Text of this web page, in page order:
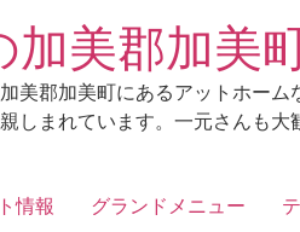
加美郡加美
美郡加美町にあるアットホー
しまれています。一元さんも
情報 グランドメニュー